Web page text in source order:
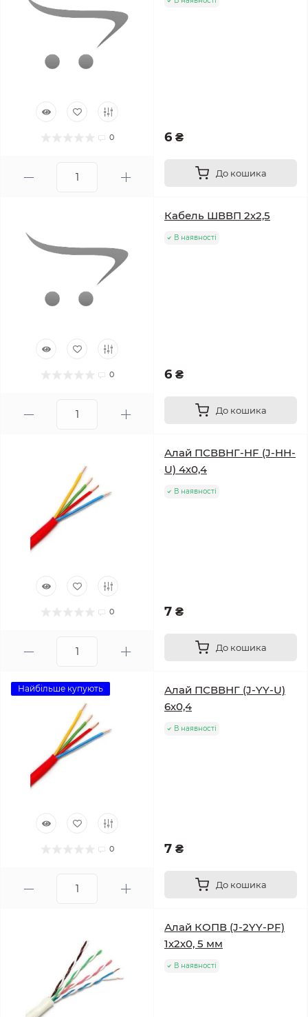
0 6 ₴
До кошика
0
Кабель ШВВП 2х2,5
В наявності
6 ₴
До кошика
0
Алай ПСВВНГ-HF (J-HH-
U) 4х0,4
В наявності
7 ₴
До кошика
Найбільше купують
0
Алай ПСВВНГ (J-YY-U)
6х0,4
В наявності
7 ₴
До кошика
Алай КОПВ (J-2YY-PF)
1х2х0, 5 мм
В наявності